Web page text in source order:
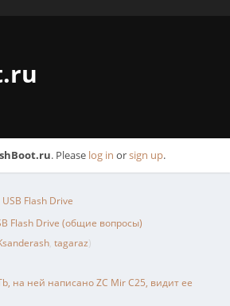
. Please log in orsign up.
USB Flash Drive
Flash Drive (общие вопросы)
, tagaraz)
на ней написано ZC Mir C25, видит ее